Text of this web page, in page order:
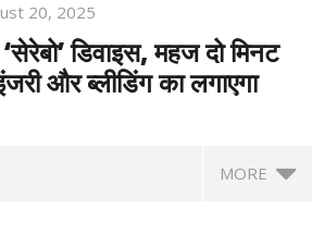
20, 2025
डिवाइस, महज दो मिनट
और ब्लीडिंग का लगाएगा
MORE